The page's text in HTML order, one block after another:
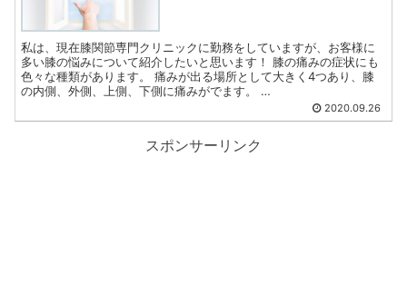
私は、現在膝関節専門クリニックに勤務をしていますが、お客様に
多い膝の悩みについて紹介したいと思います！ 膝の痛みの症状にも
色々な種類があります。 痛みが出る場所として大きく4つあり、膝
の内側、外側、上側、下側に痛みがでます。 …
2020.09.26
スポンサーリンク